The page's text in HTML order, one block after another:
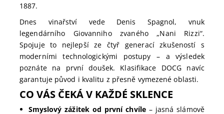
1887.
Dnes vinařství vede Denis Spagnol, vnuk
legendárního Giovanniho zvaného „Nani Rizzi“.
Spojuje to nejlepší ze čtyř generací zkušeností s
moderními technologickými postupy – a výsledek
poznáte na první doušek. Klasifikace DOCG navíc
garantuje původ i kvalitu z přesně vymezené oblasti.
CO VÁS ČEKÁ V KAŽDÉ SKLENCE
Smyslový zážitek od první chvíle – jasná slámově